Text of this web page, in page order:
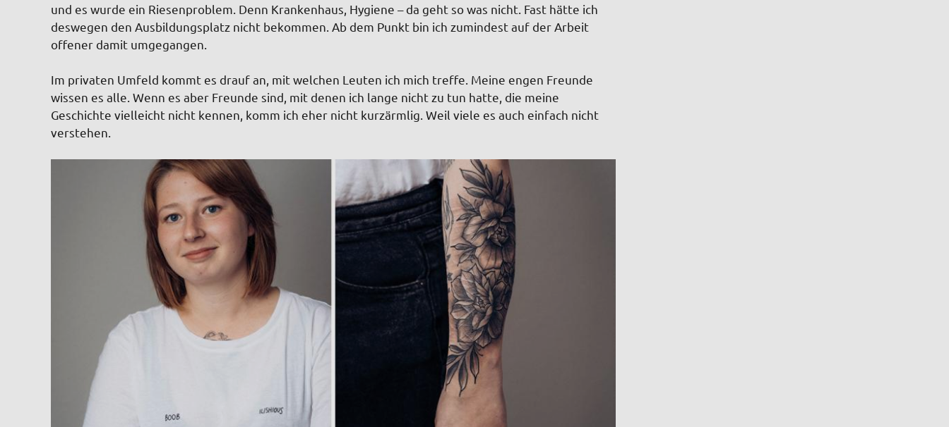
und es wurde ein Riesenproblem. Denn Krankenhaus, Hygiene – da geht so was nicht. Fast hätte ich
deswegen den Ausbildungsplatz nicht bekommen. Ab dem Punkt bin ich zumindest auf der Arbeit
offener damit umgegangen.
Im privaten Umfeld kommt es drauf an, mit welchen Leuten ich mich treffe. Meine engen Freunde
wissen es alle. Wenn es aber Freunde sind, mit denen ich lange nicht zu tun hatte, die meine
Geschichte vielleicht nicht kennen, komm ich eher nicht kurzärmlig. Weil viele es auch einfach nicht
verstehen.